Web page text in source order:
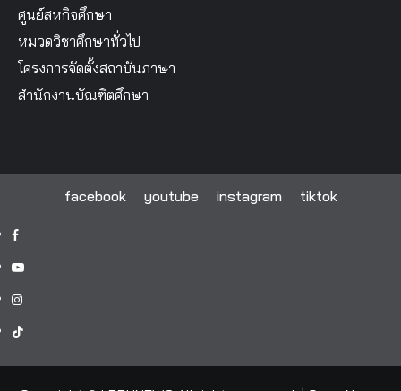
ศูนย์สหกิจศึกษา
หมวดวิชาศึกษาทั่วไป
โครงการจัดตั้งสถาบันภาษา
สำนักงานบัณฑิตศึกษา
facebook youtube instagram tiktok
facebook
youtube
instagram
tiktok